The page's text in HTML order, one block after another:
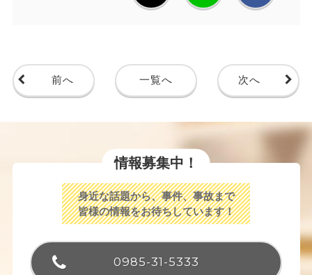
前へ 一覧へ 次へ
情報募集中！
身近な話題から、事件、事故まで
皆様の情報をお待ちしています！
0985-31-5333